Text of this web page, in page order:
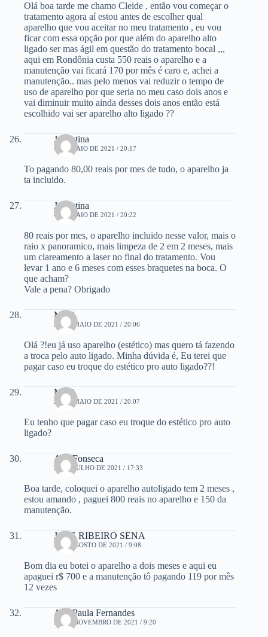
Olá boa tarde me chamo Cleide , então vou começar o
tratamento agora aí estou antes de escolher qual
aparelho que vou aceitar no meu tratamento , eu vou
ficar com essa opção por que além do aparelho alto
ligado ser mas ágil em questão do tratamento bocal ,,,
aqui em Rondônia custa 550 reais o aparelho e a
manutenção vai ficará 170 por mês é caro e, achei a
manutenção.. mas pelo menos vai reduzir o tempo de
uso de aparelho por que seria no meu caso dois anos e
vai diminuir muito ainda desses dois anos então está
escolhido vai ser aparelho alto ligado ??
Jucristina
4 DE MAIO DE 2021 / 20:17
To pagando 80,00 reais por mes de tudo, o aparelho ja
ta incluido.
Jucristina
4 DE MAIO DE 2021 / 20:22
80 reais por mes, o aparelho incluido nesse valor, mais o
raio x panoramico, mais limpeza de 2 em 2 meses, mais
um clareamento a laser no final do tratamento. Vou
levar 1 ano e 6 meses com esses braquetes na boca. O
que acham?
Vale a pena? Obrigado
Marli
26 DE MAIO DE 2021 / 20:06
Olá ?!eu já uso aparelho (estético) mas quero tá fazendo
a troca pelo auto ligado. Minha dúvida é, Eu terei que
pagar caso eu troque do estético pro auto ligado??!
Marli
26 DE MAIO DE 2021 / 20:07
Eu tenho que pagar caso eu troque do estético pro auto
ligado?
Ana Fonseca
23 DE JULHO DE 2021 / 17:33
Boa tarde, coloquei o aparelho autoligado tem 2 meses ,
estou amando , paguei 800 reais no aparelho e 150 da
manutenção.
JOSE RIBEIRO SENA
5 DE AGOSTO DE 2021 / 9:08
Bom dia eu botei o aparelho a dois meses e aqui eu
apaguei r$ 700 e a manutenção tô pagando 119 por mês
12 vezes
Ana Paula Fernandes
27 DE NOVEMBRO DE 2021 / 9:20